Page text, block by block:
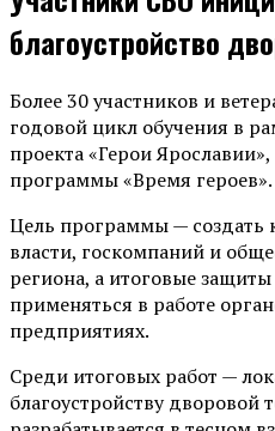
благоустройство
Более 30 участников и
годовой цикл обучения в
проекта «Герои
программы «Время героев».
Цель программы — создать
власти, госкомпаний и
региона, а итоговые
применяться в работе
предприятиях.
Среди итоговых работ —
благоустройству дворовой